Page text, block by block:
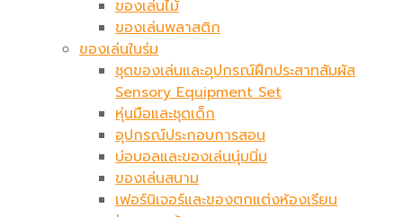
ของเล่นไม้
ของเล่นพลาสติก
ของเล่นในร่ม
ชุดของเล่นและอุปกรณ์ฝึกประสาทสัมผัส
Sensory Equipment Set
หุ่นมือและชุดเด็ก
อุปกรณ์ประกอบการสอน
บ่อบอลและของเล่นนุ่มนิ่ม
ของเล่นสนาม
เฟอร์นิเจอร์และของตกแต่งห้องเรียน